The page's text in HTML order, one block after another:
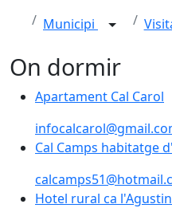
Municipi
On dormir
Apartament Cal Carol
Apartament Cal Carol
Cal Camps habitatge
Cal Camps habitatge
Hotel rural ca
Hotel rural ca